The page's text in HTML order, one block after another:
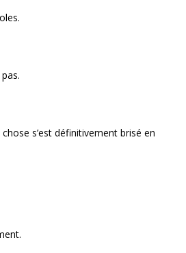
s’est définitivement brisé en